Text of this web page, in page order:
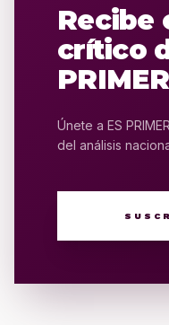
Recibe
crítico
Únete a ES
del análisis